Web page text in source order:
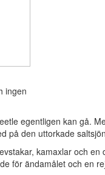
ingen
egentligen kan gå.
på den uttorkade
kamaxlar och
för ändamålet och en